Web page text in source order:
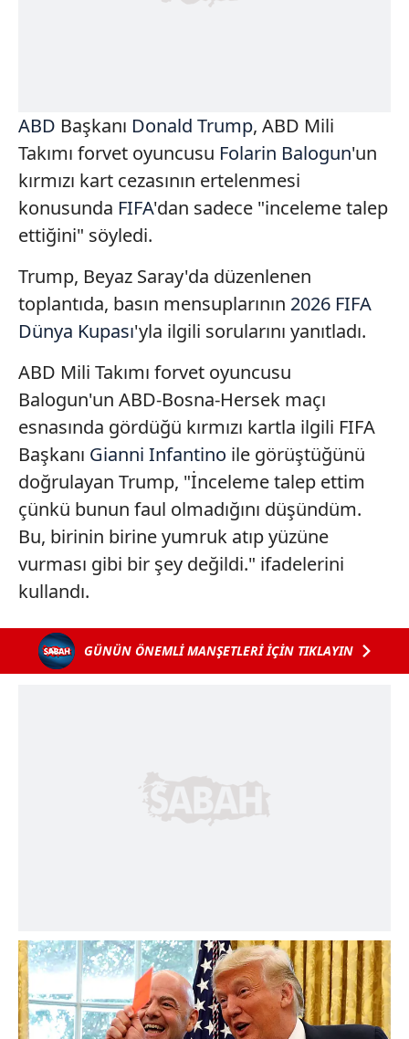
ABD Başkanı Donald Trump, ABD Mili
Takımı forvet oyuncusu Folarin Balogun'un
kırmızı kart cezasının ertelenmesi
konusunda FIFA'dan sadece "inceleme talep
ettiğini" söyledi.
Trump, Beyaz Saray'da düzenlenen
toplantıda, basın mensuplarının 2026 FIFA
Dünya Kupası'yla ilgili sorularını yanıtladı.
ABD Mili Takımı forvet oyuncusu
Balogun'un ABD-Bosna-Hersek maçı
esnasında gördüğü kırmızı kartla ilgili FIFA
Başkanı Gianni Infantino ile görüştüğünü
doğrulayan Trump, "İnceleme talep ettim
çünkü bunun faul olmadığını düşündüm.
Bu, birinin birine yumruk atıp yüzüne
vurması gibi bir şey değildi." ifadelerini
kullandı.
GÜNÜN ÖNEMLİ MANŞETLERİ İÇİN TIKLAYIN